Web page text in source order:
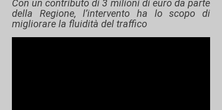
Con un contributo di 3 milioni di euro da parte
della Regione, l’intervento ha lo scopo di
migliorare la fluidità del traffico